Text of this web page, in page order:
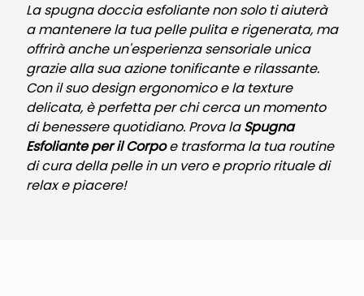
La spugna doccia esfoliante non solo ti aiuterà
a mantenere la tua pelle pulita e rigenerata, ma
offrirà anche un'esperienza sensoriale unica
grazie alla sua azione tonificante e rilassante.
Con il suo design ergonomico e la texture
delicata, è perfetta per chi cerca un momento
di benessere quotidiano. Prova laSpugna
Esfoliante per il Corpoe trasforma la tua routine
di cura della pelle in un vero e proprio rituale di
relax e piacere!